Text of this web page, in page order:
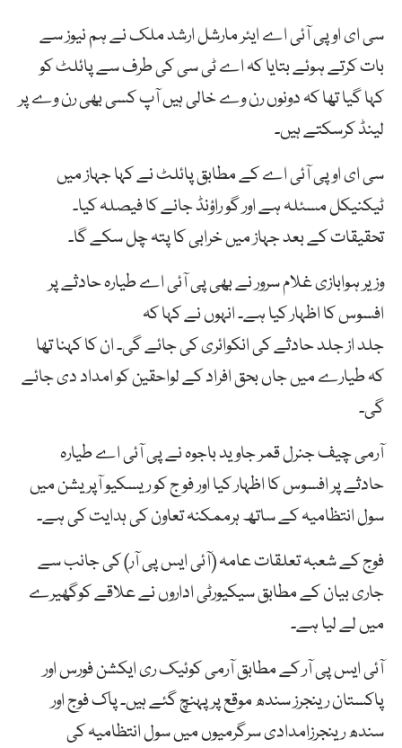
سی ای او پی آئی اے ایئر مارشل ارشد ملک نے ہم نیوز سے
بات کرتے ہوئے بتایا کہ اے ٹی سی کی طرف سے پائلٹ کو
کہا گیا تھا کہ دونوں رن وے خالی ہیں آپ کسی بھی رن وے پر
لینڈ کرسکتے ہیں۔
سی ای او پی آئی اے کے مطابق پائلٹ نے کہا جہاز میں
ٹیکنیکل مسئلہ ہے اور گو راؤنڈ جانے کا فیصلہ کیا۔
تحقیقات کے بعد جہاز میں خرابی کا پتہ چل سکے گا۔
وزیر ہوابازی غلام سرور نے بھی پی آئی اے طیارہ حادثے پر
افسوس کا اظہار کیا ہے۔ انہوں نے کہا کہ
جلد از جلد حادثے کی انکوائری کی جائے گی۔ ان کا کہنا تھا
کہ طیارے میں جاں بحق افراد کے لواحقین کو امداد دی جائے
گی۔
آرمی چیف جنرل قمر جاوید باجوہ نے پی آئی اے طیارہ
حادثے پر افسوس کا اظہار کیا اور فو ج کو ریسکیو آپریشن میں
سول انتظامیہ کے ساتھ ہرممکنہ تعاون کی ہدایت کی ہے۔
فوج کے شعبہ تعلقات عامہ (آئی ایس پی آر) کی جانب سے
جاری بیان کے مطابق سیکیورٹی اداروں نے علاقے کوگھیرے
میں لے لیا ہے۔
آئی ایس پی آر کے مطابق آرمی کوئیک ری ایکشن فورس اور
پاکستان رینجرز سندھ موقع پر پہنچ گئے ہیں۔ پاک فوج اور
سندھ رینجرزامدادی سرگرمیوں میں سول انتظامیہ کی